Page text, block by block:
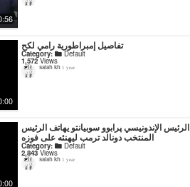
تفاصيل إمبراطورية رامي لكح
Category: Default
1,572Views
salah kh 1 year
الرئيس الإندونيسي پرابوو سوبيانتو يهاتف الرئيس
المنتخب دونالد ترمب ليهنئه على فوزه
Category: Default
2,843Views
salah kh 1 year